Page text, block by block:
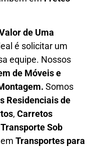
de Uma
é solicitar um
equipe. Nossos
de Móveis e
Somos
Residenciais de
, Carretos
Sob
Transportes para